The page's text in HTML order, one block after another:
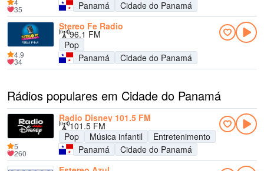
Panamá
Cidade do Panamá
4
35
Stereo Fe Radio
96.1 FM
Pop
Panamá
Cidade do Panamá
4.9
34
Rádios populares em Cidade do Panamá
Radio Disney 101.5 FM
101.5 FM
Pop
Música infantil
Entretenimento
Panamá
Cidade do Panamá
5
260